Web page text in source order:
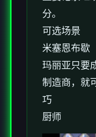
分。
可选场景
米塞恩布歇
玛丽亚只要
制造商，就
巧
厨师